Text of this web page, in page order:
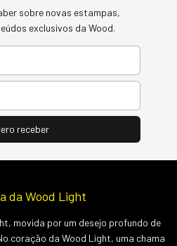
sobre novas estampas,
exclusivos da Wood.
da Wood Light
movida por um desejo profundo de
coração da Wood Light, uma chama